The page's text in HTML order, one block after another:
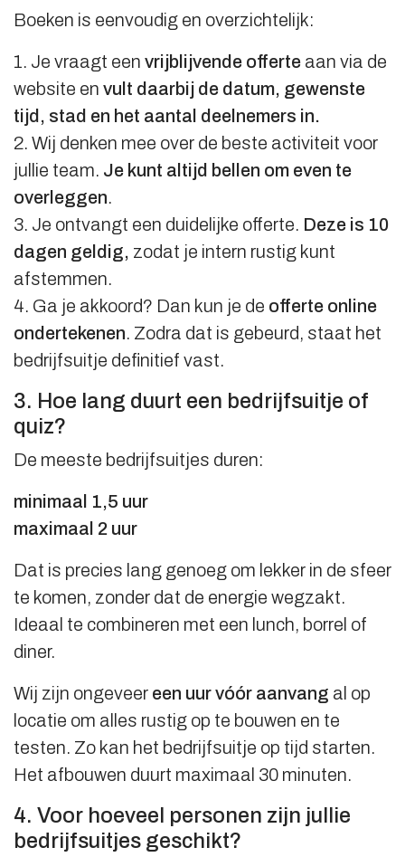
Boeken is eenvoudig en overzichtelijk:
1. Je vraagt een vrijblijvende offerte aan via de
website en vult daarbij de datum, gewenste
tijd, stad en het aantal deelnemers in.
2. Wij denken mee over de beste activiteit voor
jullie team. Je kunt altijd bellen om even te
overleggen.
3. Je ontvangt een duidelijke offerte. Deze is 10
dagen geldig, zodat je intern rustig kunt
afstemmen.
4. Ga je akkoord? Dan kun je de offerte online
ondertekenen. Zodra dat is gebeurd, staat het
bedrijfsuitje definitief vast.
3. Hoe lang duurt een bedrijfsuitje of
quiz?
De meeste bedrijfsuitjes duren:
minimaal 1,5 uur
maximaal 2 uur
Dat is precies lang genoeg om lekker in de sfeer
te komen, zonder dat de energie wegzakt.
Ideaal te combineren met een lunch, borrel of
diner.
Wij zijn ongeveer een uur vóór aanvang al op
locatie om alles rustig op te bouwen en te
testen. Zo kan het bedrijfsuitje op tijd starten.
Het afbouwen duurt maximaal 30 minuten.
4. Voor hoeveel personen zijn jullie
bedrijfsuitjes geschikt?